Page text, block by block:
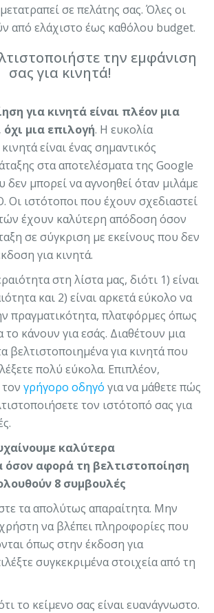
σε πελάτης σας. Όλες οι
από ελάχιστο έως καθόλου budget.
την εμφάνιση
σας για κινητά!
για κινητά είναι πλέον μια
μια επιλογή. Η ευκολία
είναι ένας σημαντικός
στα αποτελέσματα της Google
δεν μπορεί να αγνοηθεί όταν μιλάμε
Οι ιστότοποι που έχουν σχεδιαστεί
έχουν καλύτερη απόδοση όσον
σε σύγκριση με εκείνους που δεν
για κινητά.
στη λίστα μας, διότι 1) είναι
και 2) είναι αρκετά εύκολο να
πραγματικότητα, πλατφόρμες όπως
κάνουν για εσάς. Διαθέτουν μια
βελτιστοποιημένα για κινητά που
πολύ εύκολα. Επιπλέον,
γρήγορο οδηγό για να μάθετε πώς
τον ιστότοπό σας για
καλύτερα
αφορά τη βελτιστοποίηση
8 συμβουλές
τα απολύτως απαραίτητα. Μην
να βλέπει πληροφορίες που
όπως στην έκδοση για
συγκεκριμένα στοιχεία από τη
το κείμενο σας είναι ευανάγνωστο.